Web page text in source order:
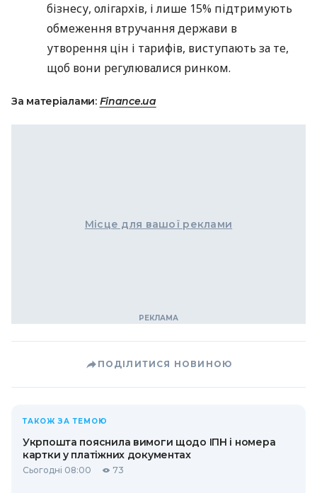
бізнесу, олігархів, і лише 15% підтримують
обмеження втручання держави в
утворення цін і тарифів, виступають за те,
щоб вони регулювалися ринком.
За матеріалами: Finance.ua
Місце для вашої реклами
ПОДІЛИТИСЯ НОВИНОЮ
ТАКОЖ ЗА ТЕМОЮ
Укрпошта пояснила вимоги щодо ІПН і номера
картки у платіжних документах
Сьогодні 08:00 73